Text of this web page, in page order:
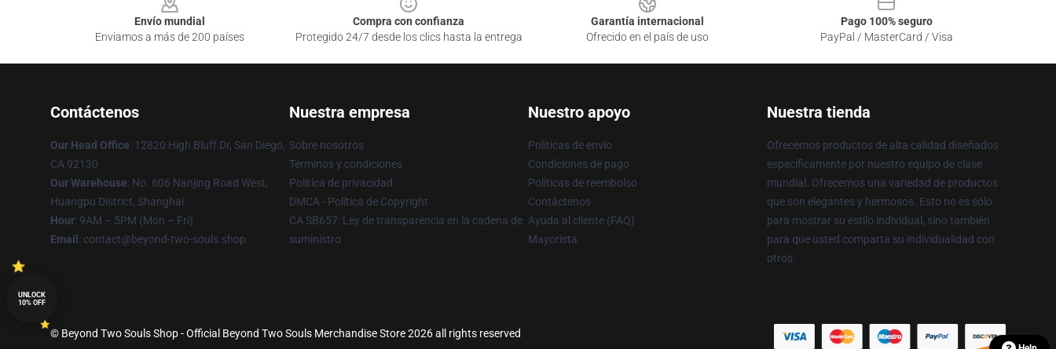
Envío mundial
Enviamos a más de 200 países
Compra con confianza
Protegido 24/7 desde los clics hasta la entrega
Garantía internacional
Ofrecido en el país de uso
Pago 100% seguro
PayPal / MasterCard / Visa
Contáctenos
Our Head Office: 12820 High Bluff Dr, San Diego,
CA 92130
Our Warehouse: No. 606 Nanjing Road West,
Huangpu District, Shanghai
Hour: 9AM – 5PM (Mon – Fri)
Email : contact@beyond-two-souls.shop
Nuestra empresa
Sobre nosotros
Términos y condiciones
Política de privacidad
DMCA - Política de Copyright
CA SB657: Ley de transparencia en la cadena de
suministro
Nuestro apoyo
Políticas de envío
Condiciones de pago
Políticas de reembolso
Contáctenos
Ayuda al cliente (FAQ)
Mayorista
Nuestra tienda
Ofrecemos productos de alta calidad diseñados
específicamente por nuestro equipo de clase
mundial. Ofrecemos una variedad de productos
que son elegantes y hermosos. Esto no es sólo
para mostrar su estilo individual, sino también
para que usted comparta su individualidad con
otros.
© Beyond Two Souls Shop - Official Beyond Two Souls Merchandise Store 2026 all rights reserved
UNLOCK
10% OFF